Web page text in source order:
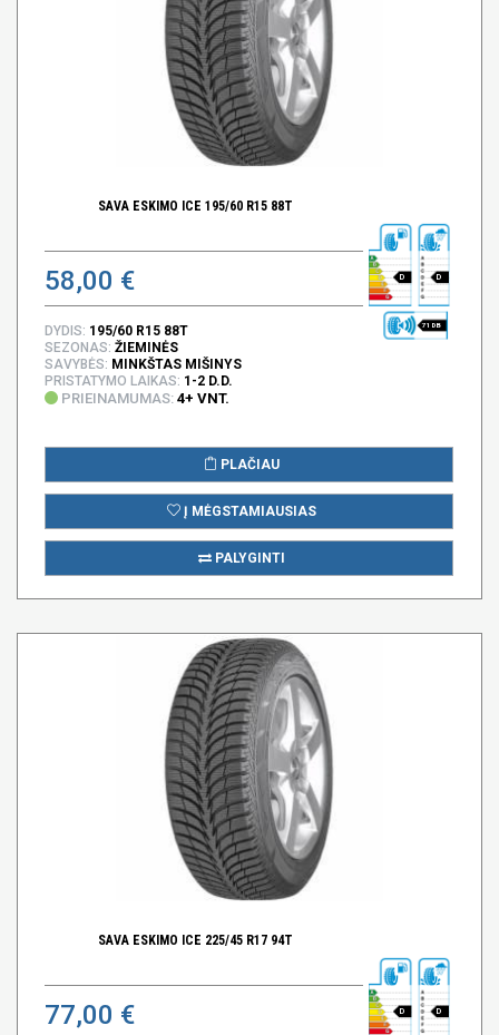
SAVA ESKIMO ICE 195/60 R15 88T
58,00 € D D
71 DB
DYDIS: 195/60 R15 88T
SEZONAS: ŽIEMINĖS
SAVYBĖS: MINKŠTAS MIŠINYS
PRISTATYMO LAIKAS: 1-2 D.D.
PRIEINAMUMAS: 4+ VNT.
PLAČIAU
Į MĖGSTAMIAUSIAS
PALYGINTI
SAVA ESKIMO ICE 225/45 R17 94T
77,00 € D D